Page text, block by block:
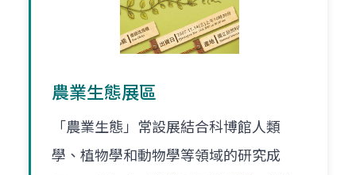
農業生態展區
「農業生態」常設展結合科博館人類
學、植物學和動物學等領域的研究成